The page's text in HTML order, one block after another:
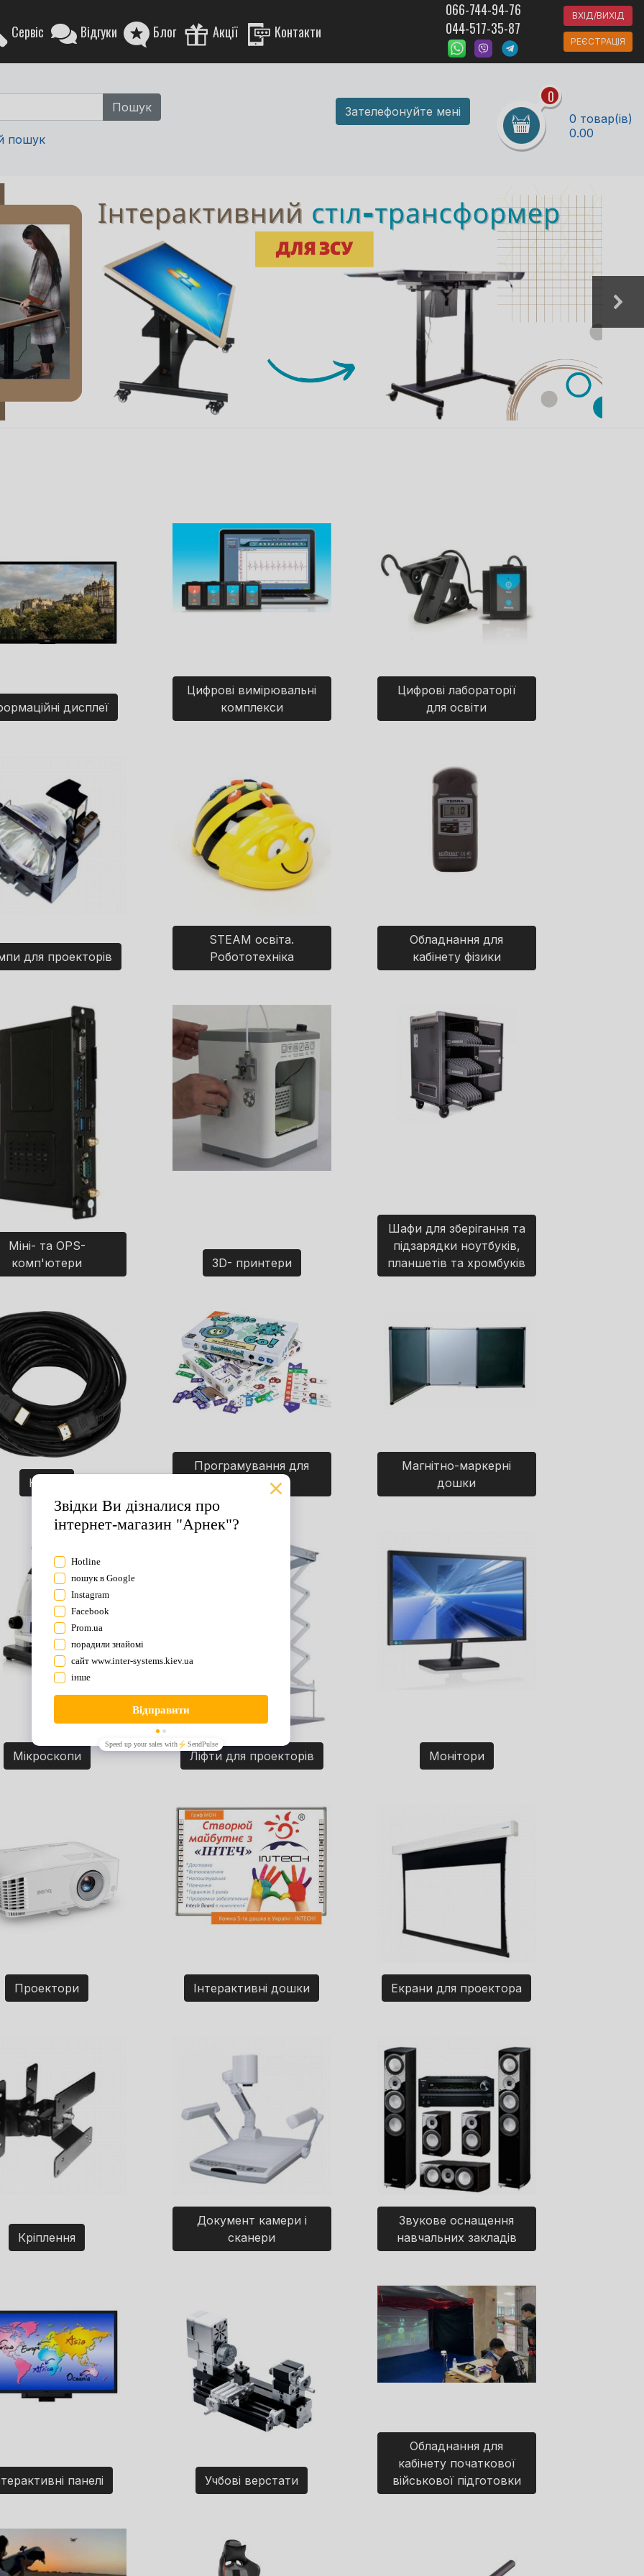
Сервіс Відгуки Блог Акції Контакти
066-744-94-76
044-517-35-87
ВХІД/ВИХІД
РЕЄСТРАЦІЯ
пошук
Зателефонуйте мені
0
0 товар(ів)
0.00
дисплеї
Цифрові вимірювальні
комплекси
Цифрові лабораторії
для освіти
для проекторів
STEAM освіта.
Робототехніка
Обладнання для
кабінету фізики
Міні- та OPS-
комп'ютери
3D- принтери
Шафи для зберігання та
підзарядки ноутбуків,
планшетів та хромбуків
Кабелі
Програмування для
дітей. Ігри.
Магнітно-маркерні
дошки
Мікроскопи Ліфти для проекторів Монітори
Проектори Інтерактивні дошки Екрани для проектора
Кріплення
Документ камери і
сканери
Звукове оснащення
навчальних закладів
панелі Учбові верстати
Обладнання для
кабінету початкової
військової підготовки